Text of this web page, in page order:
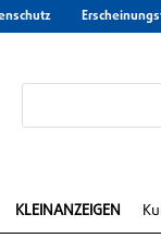
KLEINANZEIGEN